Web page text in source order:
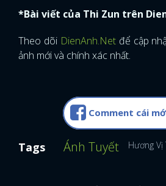
*Bài viết của Thi Zun trên
Theo dõi DienAnh.Netđể cập
ảnh mới và chính xác nhất.
Comment cái
Tags Ánh Tuyết Hương Vị